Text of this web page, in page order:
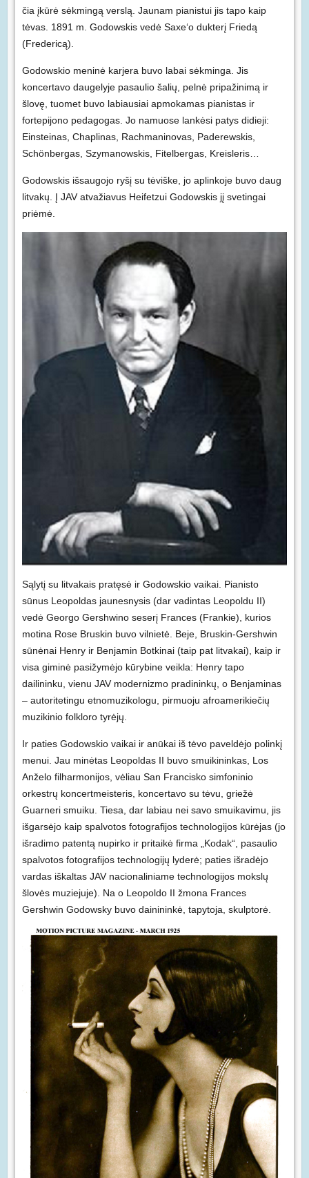
čia įkūrė sėkmingą verslą. Jaunam pianistui jis tapo kaip
tėvas. 1891 m. Godowskis vedė Saxe‘o dukterį Friedą
(Fredericą).
Godowskio meninė karjera buvo labai sėkminga. Jis
koncertavo daugelyje pasaulio šalių, pelnė pripažinimą ir
šlovę, tuomet buvo labiausiai apmokamas pianistas ir
fortepijono pedagogas. Jo namuose lankėsi patys didieji:
Einsteinas, Chaplinas, Rachmaninovas, Paderewskis,
Schönbergas, Szymanowskis, Fitelbergas, Kreisleris…
Godowskis išsaugojo ryšį su tėviške, jo aplinkoje buvo daug
litvakų. Į JAV atvažiavus Heifetzui Godowskis jį svetingai
priėmė.
Sąlytį su litvakais pratęsė ir Godowskio vaikai. Pianisto
sūnus Leopoldas jaunesnysis (dar vadintas Leopoldu II)
vedė Georgo Gershwino seserį Frances (Frankie), kurios
motina Rose Bruskin buvo vilnietė. Beje, Bruskin-Gershwin
sūnėnai Henry ir Benjamin Botkinai (taip pat litvakai), kaip ir
visa giminė pasižymėjo kūrybine veikla: Henry tapo
dailininku, vienu JAV modernizmo pradininkų, o Benjaminas
– autoritetingu etnomuzikologu, pirmuoju afroamerikiečių
muzikinio folkloro tyrėjų.
Ir paties Godowskio vaikai ir anūkai iš tėvo paveldėjo polinkį
menui. Jau minėtas Leopoldas II buvo smuikininkas, Los
Anželo filharmonijos, vėliau San Francisko simfoninio
orkestrų koncertmeisteris, koncertavo su tėvu, griežė
Guarneri smuiku. Tiesa, dar labiau nei savo smuikavimu, jis
išgarsėjo kaip spalvotos fotografijos technologijos kūrėjas (jo
išradimo patentą nupirko ir pritaikė firma „Kodak“, pasaulio
spalvotos fotografijos technologijų lyderė; paties išradėjo
vardas iškaltas JAV nacionaliniame technologijos mokslų
šlovės muziejuje). Na o Leopoldo II žmona Frances
Gershwin Godowsky buvo dainininkė, tapytoja, skulptorė.